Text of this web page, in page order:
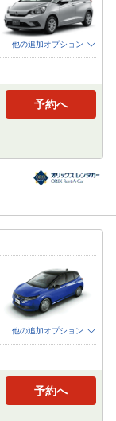
他の追加オプション
予約へ
他の追加オプション
予約へ